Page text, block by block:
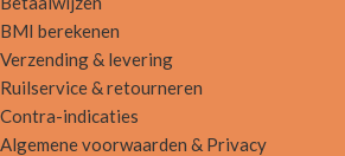
BMI berekenen
Verzending & levering
Ruilservice & retourneren
Contra-indicaties
Algemene voorwaarden & Privacy